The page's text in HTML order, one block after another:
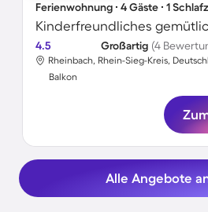
Ferienwohnung ∙ 4 Gäste ∙ 1
4.5 Großartig (4
Rheinbach, Rhein-Sieg-Kreis,
Balkon
Alle Angebote